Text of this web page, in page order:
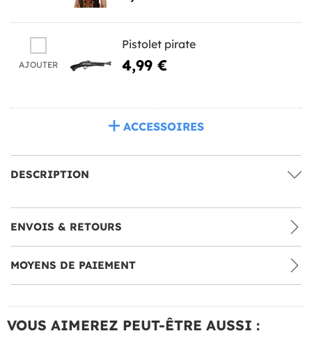
AJOUTER
Pistolet pirate
4,99 €
ACCESSOIRES
DESCRIPTION
ENVOIS & RETOURS
MOYENS DE PAIEMENT
VOUS AIMEREZ PEUT-ÊTRE AUSSI :